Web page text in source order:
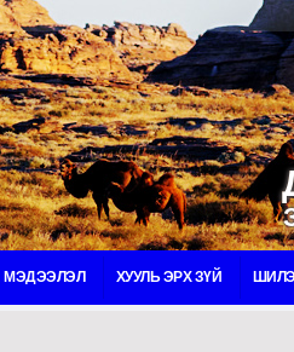
МЭДЭЭЛЭЛ ХУУЛЬ ЭРХ ЗҮЙ